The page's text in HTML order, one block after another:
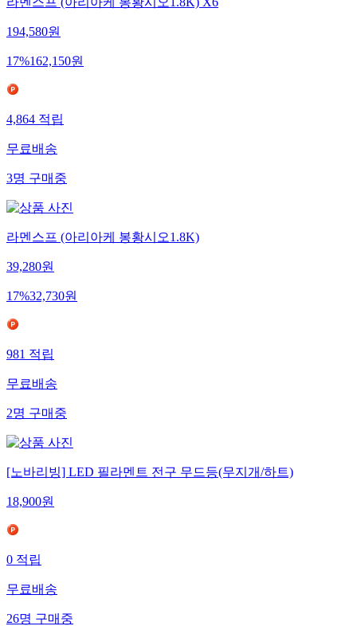
라멘스프 (아리아케 봉황시오1.8K) X6
194,580원
17%162,150원
4,864적립
무료배송
3명구매중
라멘스프 (아리아케 봉황시오1.8K)
39,280원
17%32,730원
981적립
무료배송
2명구매중
[노바리빙] LED 필라멘트 전구 무드등(무지개/하트)
18,900원
0적립
무료배송